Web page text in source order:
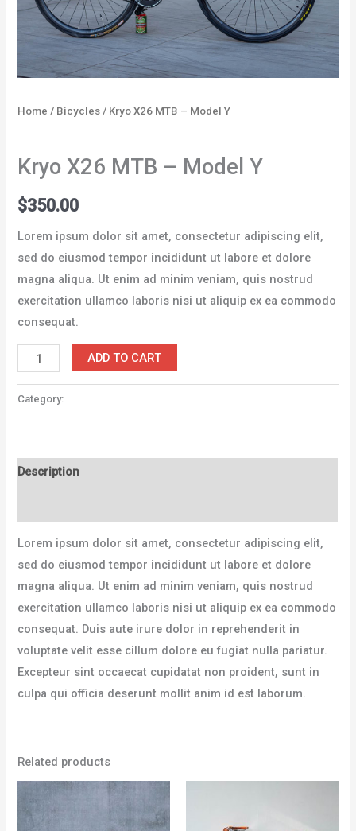
Home / Bicycles / Kryo X26 MTB – Model Y
Kryo X26 MTB – Model Y
$350.00
Lorem ipsum dolor sit amet, consectetur adipiscing elit,
sed do eiusmod tempor incididunt ut labore et dolore
magna aliqua. Ut enim ad minim veniam, quis nostrud
exercitation ullamco laboris nisi ut aliquip ex ea commodo
consequat.
ADD TO CART
Category:
Description
Lorem ipsum dolor sit amet, consectetur adipiscing elit,
sed do eiusmod tempor incididunt ut labore et dolore
magna aliqua. Ut enim ad minim veniam, quis nostrud
exercitation ullamco laboris nisi ut aliquip ex ea commodo
consequat. Duis aute irure dolor in reprehenderit in
voluptate velit esse cillum dolore eu fugiat nulla pariatur.
Excepteur sint occaecat cupidatat non proident, sunt in
culpa qui officia deserunt mollit anim id est laborum.
Related products